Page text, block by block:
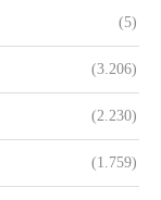
(5)
(3.206)
(2.230)
(1.759)